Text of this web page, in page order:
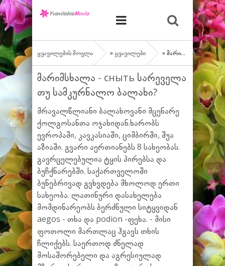
ყვავილების მოვლა » ყვავილები » მარიმსხალა - сныть სარეველა თუ სამკურნალო ბალახი?
მარიმსხალა - сныть სარეველა
თუ სამკურნალო ბალახი?
მრავალწლიანი ბალახოვანი მცენარე
ქოლგოსანთა ოჯახიდან.ხარობს
ევროპაში, კავკასიაში, ციმბირში, შუა
აზიაში. გვარი აერთიანებს 8 სახეობას.
გავრცელებულია ტყის პირებსა და
ბუჩქნარებში. საქართველოში
ბუნებრივად გვხვდება მხოლოდ ერთი
სახეობა. ლათინური დასახელება
მომდინარეობს ბერძნული სიტყვიდან
aegos - თხა და podion -ფეხა. - მისი
ფოთოლი მართლაც ჰგავს თხის
ჩლიქებს. საერთოდ ძნელად
მოსაშორებელი და აგრესიულად